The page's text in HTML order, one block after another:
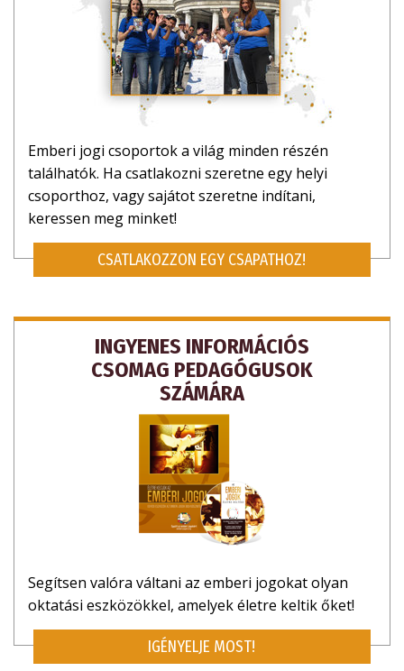
Emberi jogi csoportok a világ minden részén
találhatók. Ha csatlakozni szeretne egy helyi
csoporthoz, vagy sajátot szeretne indítani,
keressen meg minket!
CSATLAKOZZON EGY CSAPATHOZ!
INGYENES INFORMÁCIÓS
CSOMAG PEDAGÓGUSOK
SZÁMÁRA
Segítsen valóra váltani az emberi jogokat olyan
oktatási eszközökkel, amelyek életre keltik őket!
IGÉNYELJE MOST!